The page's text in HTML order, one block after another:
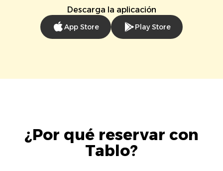
Descarga la aplicación
App Store Play Store
¿Por qué reservar con
Tablo?